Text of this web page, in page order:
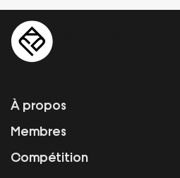
À propos
Membres
Compétition